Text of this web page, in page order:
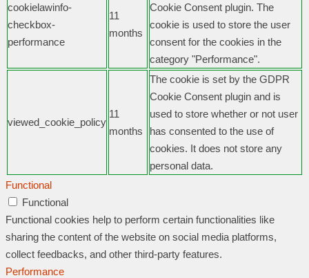
cookielawinfo-
checkbox-
performance
11
months
Cookie Consent plugin. The
cookie is used to store the user
consent for the cookies in the
category "Performance".
viewed_cookie_policy
11
months
The cookie is set by the GDPR
Cookie Consent plugin and is
used to store whether or not user
has consented to the use of
cookies. It does not store any
personal data.
Functional
Functional
Functional cookies help to perform certain functionalities like
sharing the content of the website on social media platforms,
collect feedbacks, and other third-party features.
Performance